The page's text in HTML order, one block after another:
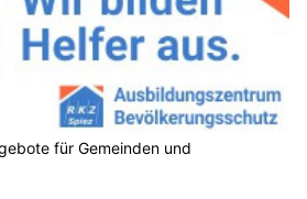
für Gemeinden und